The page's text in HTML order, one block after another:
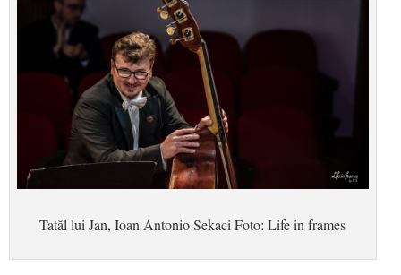
Tatăl lui Jan, Ioan Antonio Sekaci Foto: Life in frames